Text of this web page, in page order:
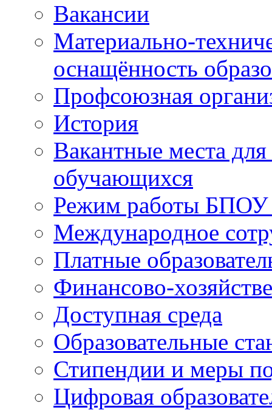
Вакансии
Материально-
оснащённость
Профсоюзная
История
Вакантные места
обучающихся
Режим работы
Международное
Платные
Финансово-
Доступная среда
Образовательные
Стипендии и меры
Цифровая